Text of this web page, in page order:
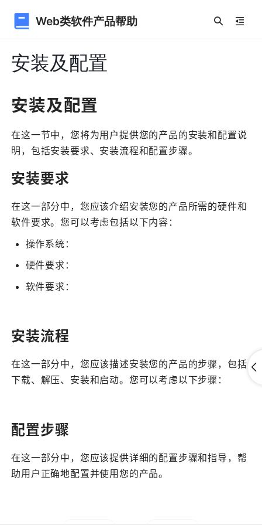
Web类软件产品帮助
安装及配置
安装及配置
在这一节中，您将为用户提供您的产品的安装和配置说
明，包括安装要求、安装流程和配置步骤。
安装要求
在这一部分中，您应该介绍安装您的产品所需的硬件和
软件要求。您可以考虑包括以下内容：
操作系统：
硬件要求：
软件要求：
安装流程
在这一部分中，您应该描述安装您的产品的步骤，包括
下载、解压、安装和启动。您可以考虑以下步骤：
配置步骤
在这一部分中，您应该提供详细的配置步骤和指导，帮
助用户正确地配置并使用您的产品。